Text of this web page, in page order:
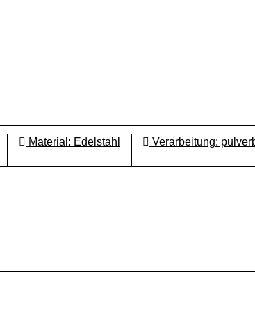
Material: Edelstahl Verarbeitung: